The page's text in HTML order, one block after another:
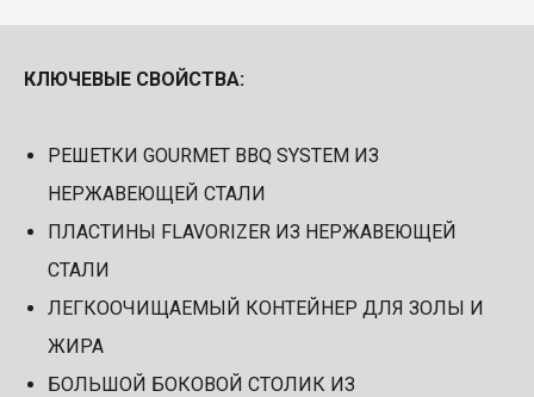
КЛЮЧЕВЫЕ СВОЙСТВА:
РЕШЕТКИ GOURMET BBQ SYSTEM ИЗ
НЕРЖАВЕЮЩЕЙ СТАЛИ
ПЛАСТИНЫ FLAVORIZER ИЗ НЕРЖАВЕЮЩЕЙ
СТАЛИ
ЛЕГКООЧИЩАЕМЫЙ КОНТЕЙНЕР ДЛЯ ЗОЛЫ И
ЖИРА
БОЛЬШОЙ БОКОВОЙ СТОЛИК ИЗ